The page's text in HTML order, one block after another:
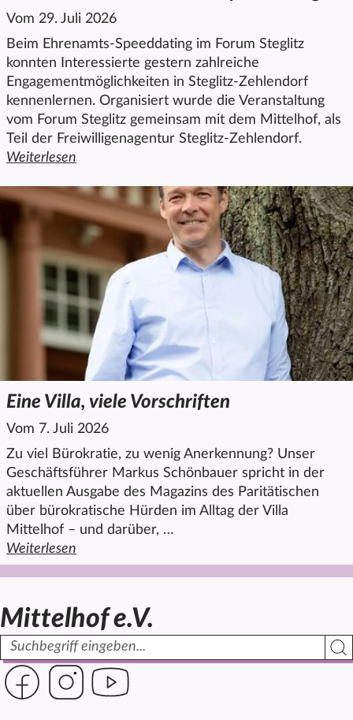
Vom 29. Juli 2026
Beim Ehrenamts-Speeddating im Forum Steglitz
konnten Interessierte gestern zahlreiche
Engagementmöglichkeiten in Steglitz-Zehlendorf
kennenlernen. Organisiert wurde die Veranstaltung
vom Forum Steglitz gemeinsam mit dem Mittelhof, als
Teil der Freiwilligenagentur Steglitz-Zehlendorf.
Weiterlesen
den ganzen Artikel "Ehrenamt entdecken beim
Eine Villa, viele Vorschriften
Vom 7. Juli 2026
Zu viel Bürokratie, zu wenig Anerkennung? Unser
Geschäftsführer Markus Schönbauer spricht in der
aktuellen Ausgabe des Magazins des Paritätischen
über bürokratische Hürden im Alltag der Villa
Mittelhof – und darüber, …
Weiterlesen
den ganzen Artikel "Eine Villa, viele Vorschriften
Mittelhof e.V.
Suchbegriff
Link zur Seite des Mittelhof auf Facebook
Link zur Seite des Mittelhof auf Instagram
Link zur Seite des Mittelhof auf Youtube